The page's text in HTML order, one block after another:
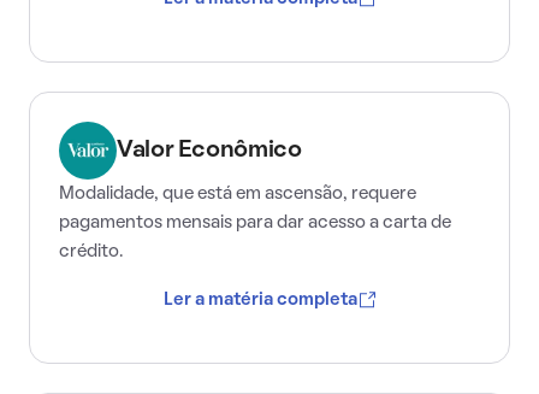
Valor Econômico
Modalidade, que está em ascensão, requere
pagamentos mensais para dar acesso a carta de
crédito.
Ler a matéria completa